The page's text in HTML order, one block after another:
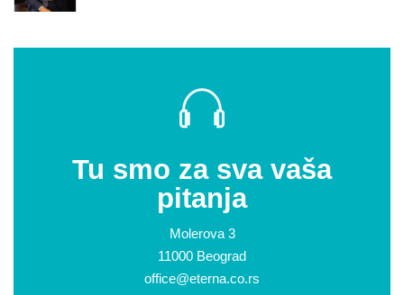
Tu smo za sva vaša
pitanja
Molerova 3
11000 Beograd
office@eterna.co.rs